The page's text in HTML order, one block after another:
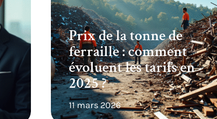
Prix de la tonne de
ferraille : comment
évoluent les tarifs en
2025 ?
11 mars 2026